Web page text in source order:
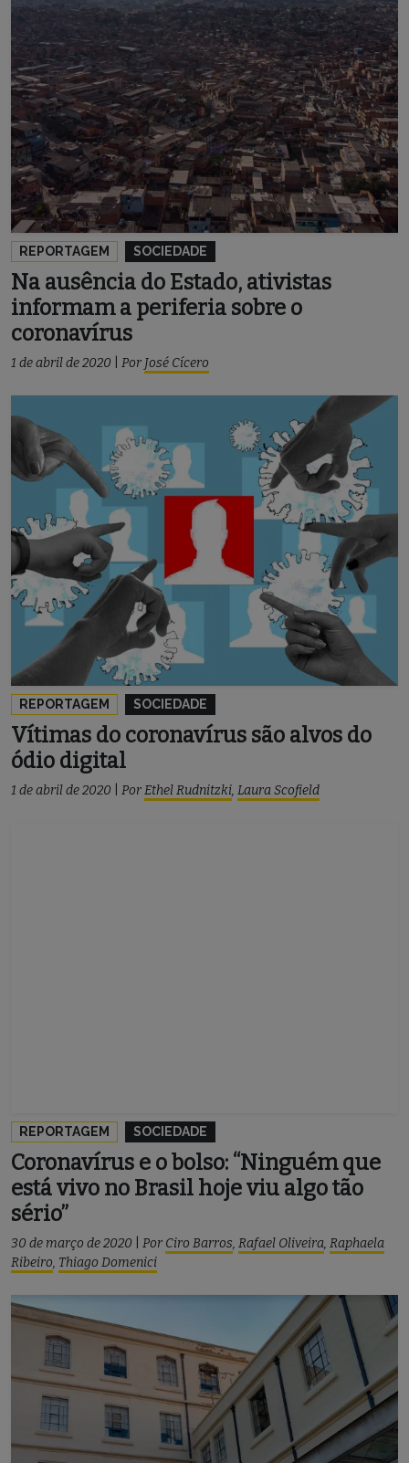
REPORTAGEM SOCIEDADE
Na ausência do Estado, ativistas
informam a periferia sobre o
coronavírus
1 de abril de 2020 Por José Cícero
REPORTAGEM SOCIEDADE
Vítimas do coronavírus são alvos do
ódio digital
1 de abril de 2020 PorEthel Rudnitzki, Laura Scofield
REPORTAGEM SOCIEDADE
Coronavírus e o bolso: “Ninguém que
está vivo no Brasil hoje viu algo tão
sério”
30 de março de 2020 Por Ciro Barros, Rafael Oliveira, Raphaela
Ribeiro, Thiago Domenici